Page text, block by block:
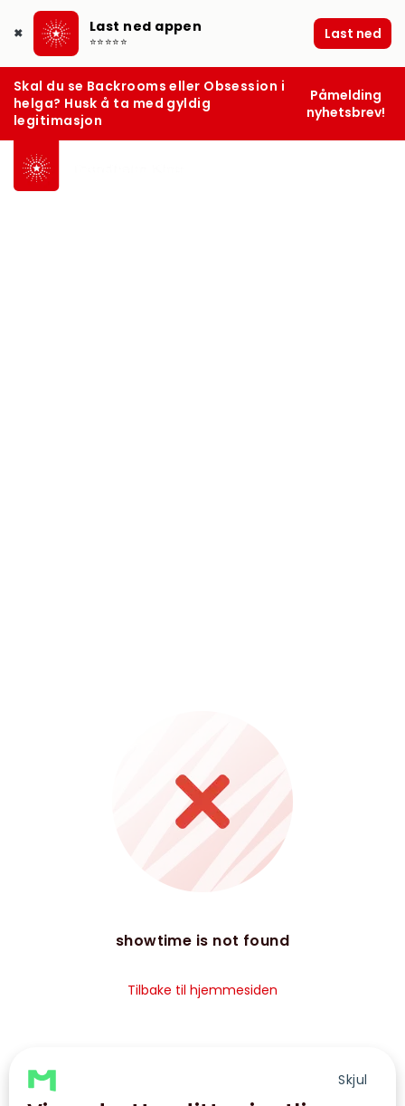
Skjul
✖ Last ned appen
⭐⭐⭐⭐⭐ Last ned
Skal du se Backrooms eller Obsession i
helga? Husk å ta med gyldig
legitimasjon
Påmelding
nyhetsbrev!
showtime is not found
Tilbake til hjemmesiden